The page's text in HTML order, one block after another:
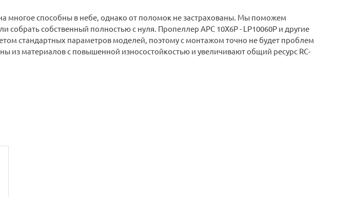
многое способны в небе, однако от поломок не застрахованы. Мы поможем
собрать собственный полностью с нуля. Пропеллер APC 10X6P - LP10060P и другие
стандартных параметров моделей, поэтому с монтажом точно не будет проблем
из материалов с повышенной износостойкостью и увеличивают общий ресурс RC-